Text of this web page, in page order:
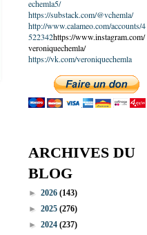
echemla5/
https://substack.com/@vchemla/
http://www.calameo.com/accounts/4
522342https://www.instagram.com/
veroniquechemla/
https://vk.com/veroniquechemla
ARCHIVES DU
BLOG
► 2026 (143)
► 2025 (276)
► 2024 (237)